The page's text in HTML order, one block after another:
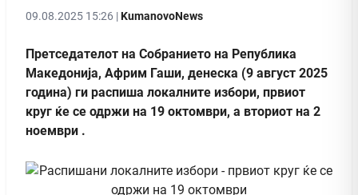
09.08.2025 15:26 |KumanovoNews
Претседателот на Собранието на Република
Македонија, Африм Гаши, денеска (9 август 2025
година) ги распиша локалните избори, првиот
круг ќе се одржи на 19 октомври, а вториот на 2
ноември .